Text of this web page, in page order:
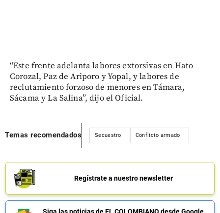
“Este frente adelanta labores extorsivas en Hato
Corozal, Paz de Ariporo y Yopal, y labores de
reclutamiento forzoso de menores en Támara,
Sácama y La Salina”, dijo el Oficial.
Temas recomendados Secuestro Conflicto armado
Regístrate a nuestro newsletter
Siga las noticias de EL COLOMBIANO desde Google